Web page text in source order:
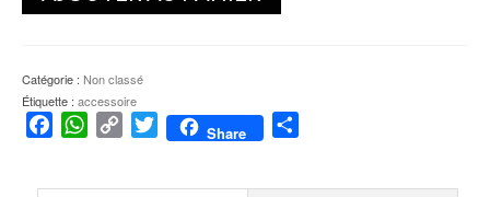
Catégorie : Non classé
Étiquette : accessoire
FacebookWhatsApp
Copy TwitterShare